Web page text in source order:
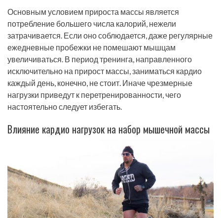
Основным условием прироста массы является
потребление большего числа калорий, нежели
затрачивается. Если оно соблюдается, даже регулярные
ежедневные пробежки не помешают мышцам
увеличиваться. В период тренинга, направленного
исключительно на прирост массы, заниматься кардио
каждый день, конечно, не стоит. Иначе чрезмерные
нагрузки приведут к перетренированности, чего
настоятельно следует избегать.
Влияние кардио нагрузок на набор мышечной массы